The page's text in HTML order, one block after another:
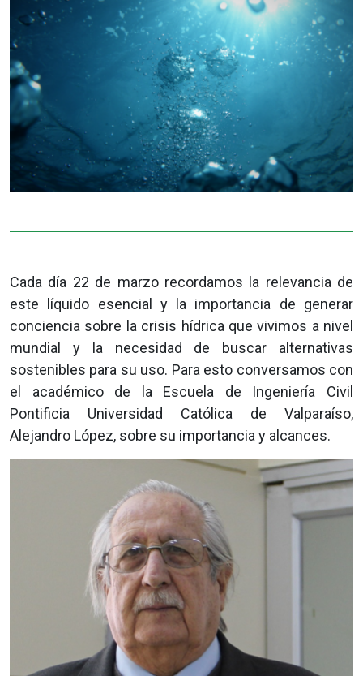
Cada día 22 de marzo recordamos la relevancia de
este líquido esencial y la importancia de generar
conciencia sobre la crisis hídrica que vivimos a nivel
mundial y la necesidad de buscar alternativas
sostenibles para su uso. Para esto conversamos con
el académico de la Escuela de Ingeniería Civil
Pontificia Universidad Católica de Valparaíso,
Alejandro López, sobre su importancia y alcances.